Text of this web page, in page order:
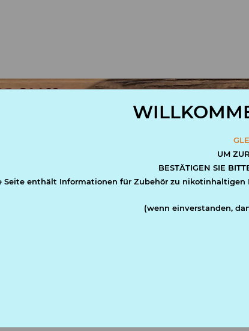
UM
BESTÄTIGEN SIE
Seite enthält Informationen für Zubehör zu
(wenn einverstanden,